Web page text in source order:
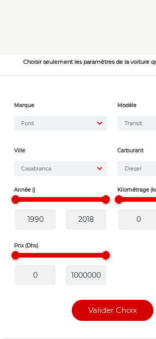
Choisir seulement les paramètres de la voiture
Marque
Ford
Modéle
Transit
Ville
Casablanca
Carburant
Diesel
Année () Kilométrage
Prix (Dhs)
Valider Choix